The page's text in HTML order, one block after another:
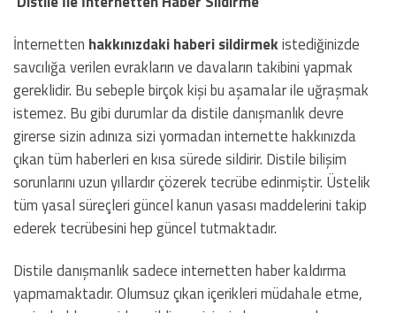
İnternetten hakkınızdaki haberi sildirmekistediğinizde
savcılığa verilen evrakların ve davaların takibini yapmak
gereklidir. Bu sebeple birçok kişi bu aşamalar ile uğraşmak
istemez. Bu gibi durumlar da distile danışmanlık devre
girerse sizin adınıza sizi yormadan internette hakkınızda
çıkan tüm haberleri en kısa sürede sildirir. Distile bilişim
sorunlarını uzun yıllardır çözerek tecrübe edinmiştir. Üstelik
tüm yasal süreçleri güncel kanun yasası maddelerini takip
ederek tecrübesini hep güncel tutmaktadır.
Distile danışmanlık sadece internetten haber kaldırma
yapmamaktadır. Olumsuz çıkan içerikleri müdahale etme,